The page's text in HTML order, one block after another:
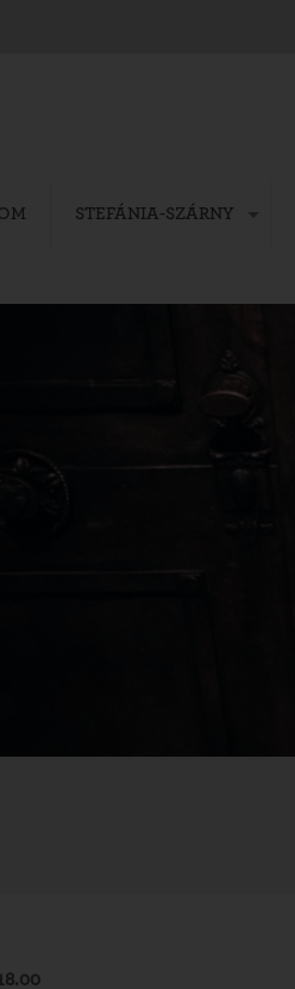
STEFÁNIA-SZÁRNY